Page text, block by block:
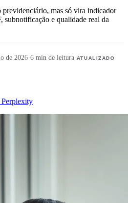
mas só vira indicador
subnotificação e qualidade real da
de 2026·6 min de leitura·ATUALIZADO
Perplexity